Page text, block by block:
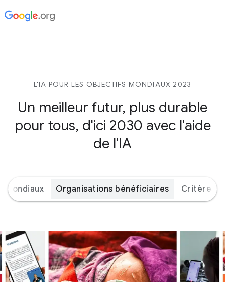
L'IA POUR LES OBJECTIFS MONDIAUX 2023
Un meilleur futur, plus durable
pour tous, d'ici 2030 avec l'aide
de l'IA
mondiaux Organisations bénéficiaires Critères